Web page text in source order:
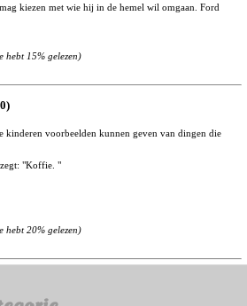
kiezen met wie hij in de hemel wil omgaan. Ford
hebt 15% gelezen)
kinderen voorbeelden kunnen geven van dingen die
"Koffie. "
hebt 20% gelezen)